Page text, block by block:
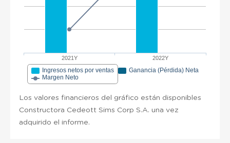
2021Y 2022Y
Ingresos netos por ventas
Ganancia (Pérdida) Neta
Margen Neto
Los valores financieros del gráfico están disponibles
Constructora Cedeott Sims Corp S.A. una vez
adquirido el informe.